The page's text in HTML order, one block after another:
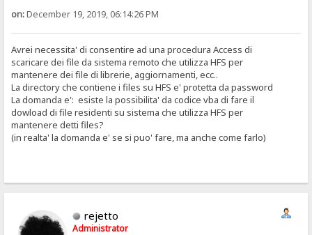
on:December 19, 2019, 06:14:26 PM
Avrei necessita' di consentire ad una procedura Access di
scaricare dei file da sistema remoto che utilizza HFS per
mantenere dei file di librerie, aggiornamenti, ecc..
La directory che contiene i files su HFS e' protetta da password
La domanda e': esiste la possibilita' da codice vba di fare il
dowload di file residenti su sistema che utilizza HFS per
mantenere detti files?
(in realta' la domanda e' se si puo' fare, ma anche come farlo)
rejetto
Administrator